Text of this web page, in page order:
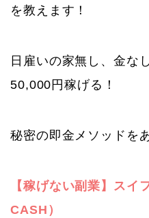
を教えます！
日雇いの家無し、金な
50,000円稼げる！
秘密の即金メソッドを
【稼げない副業】スイ
CASH）